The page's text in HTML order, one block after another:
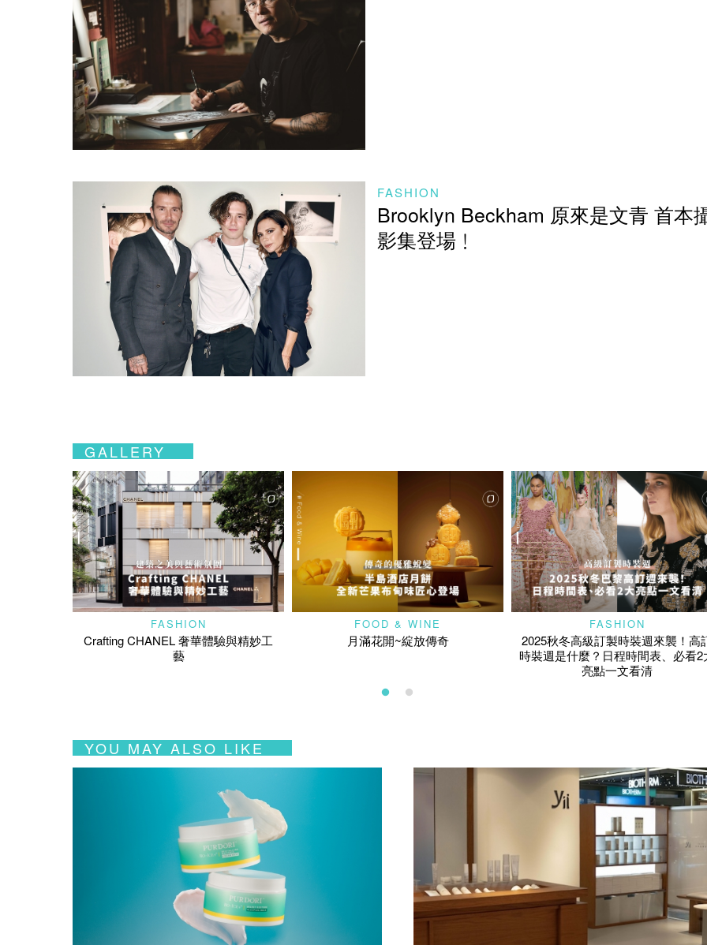
FASHION
Brooklyn Beckham 原來是文青 首本
影集登場﹗
GALLERY
FASHION
Crafting CHANEL 奢華體驗與精妙工
藝
FOOD & WINE
月滿花開~綻放傳奇
FASHION
2025秋冬高級訂製時裝週來襲！高
時裝週是什麼？日程時間表、必看2
亮點一文看清
YOU MAY ALSO LIKE